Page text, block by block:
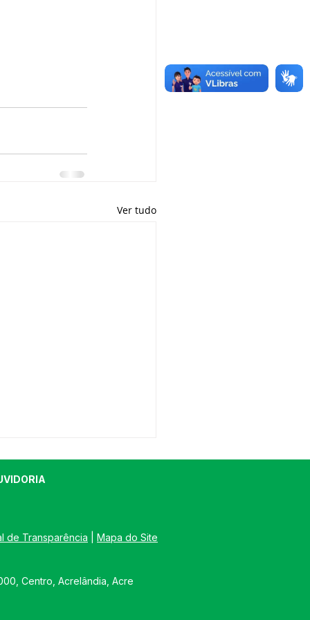
Ver tudo
004/2025 -
DE REABERTURA DE
de Transparência Mapa do Site
Centro, Acrelândia, Acre